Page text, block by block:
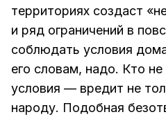
территориях создаст
и ряд ограничений в
соблюдать условия
его словам, надо. Кто
условия — вредит не
народу. Подобная